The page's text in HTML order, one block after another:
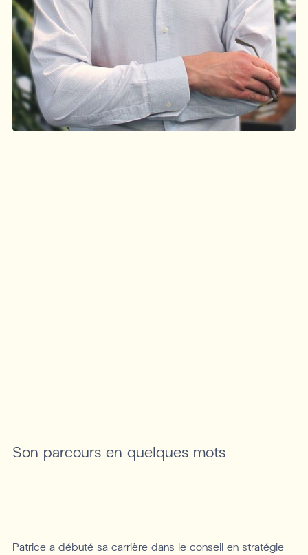
Son parcours en quelques mots
Patrice a débuté sa carrière dans le conseil en stratégie